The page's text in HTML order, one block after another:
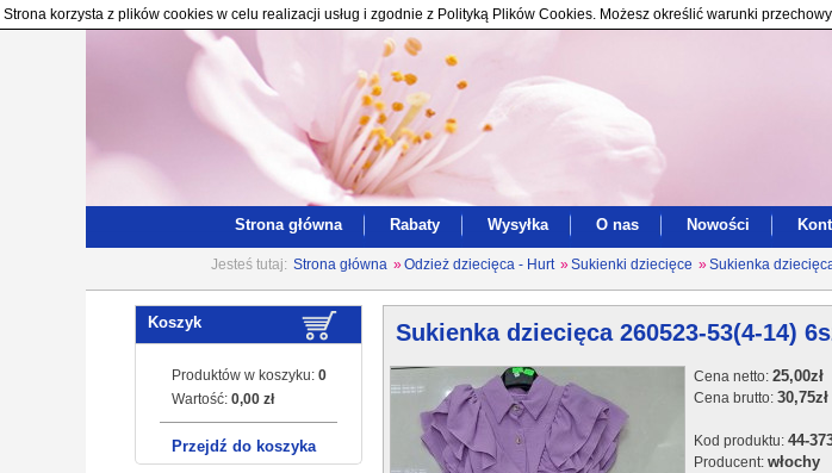
Strona korzysta z plików cookies w celu realizacji usług i zgodnie z Polityką Plików Cookies. Możesz określić warunki
Strona główna Rabaty Wysyłka O nas Nowości
Jesteś tutaj: Strona główna »Odzież dziecięca - Hurt »Sukienki dziecięce »Sukienka
Koszyk
Produktów w koszyku: 0
Wartość: 0,00 zł
Przejdź do koszyka
Sukienka dziecięca 260523-53(4-14)
Cena netto: 25,00zł
Cena brutto: 30,75zł
Kod produktu: 44-
Producent: włochy